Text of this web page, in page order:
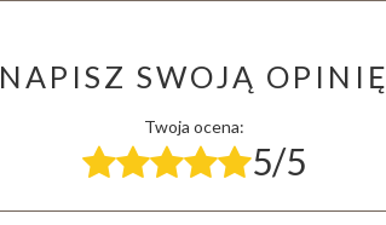
NAPISZ SWOJĄ OPINIĘ
Twoja ocena:
5/5